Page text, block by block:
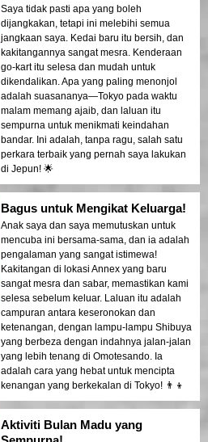
Saya tidak pasti apa yang boleh
dijangkakan, tetapi ini melebihi semua
jangkaan saya. Kedai baru itu bersih, dan
kakitangannya sangat mesra. Kenderaan
go-kart itu selesa dan mudah untuk
dikendalikan. Apa yang paling menonjol
adalah suasananya—Tokyo pada waktu
malam memang ajaib, dan laluan itu
sempurna untuk menikmati keindahan
bandar. Ini adalah, tanpa ragu, salah satu
perkara terbaik yang pernah saya lakukan
di Jepun! 🌟
Bagus untuk Mengikat Keluarga!
Anak saya dan saya memutuskan untuk
mencuba ini bersama-sama, dan ia adalah
pengalaman yang sangat istimewa!
Kakitangan di lokasi Annex yang baru
sangat mesra dan sabar, memastikan kami
selesa sebelum keluar. Laluan itu adalah
campuran antara keseronokan dan
ketenangan, dengan lampu-lampu Shibuya
yang berbeza dengan indahnya jalan-jalan
yang lebih tenang di Omotesando. Ia
adalah cara yang hebat untuk mencipta
kenangan yang berkekalan di Tokyo! 👨‍👦
Aktiviti Bulan Madu yang